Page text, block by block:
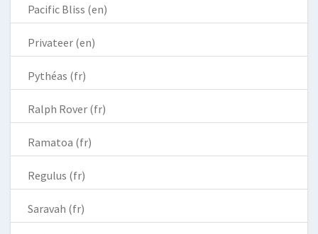
Pacific Bliss (en)
Privateer (en)
Pythéas (fr)
Ralph Rover (fr)
Ramatoa (fr)
Regulus (fr)
Saravah (fr)